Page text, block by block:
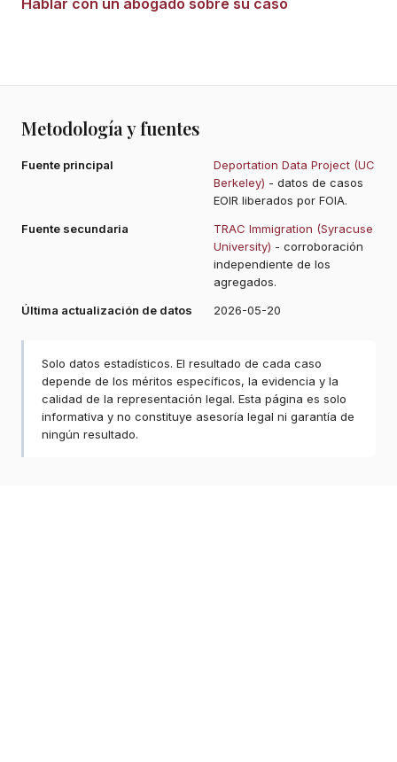
Metodología y fuentes
Fuente principal
Deportation Data Project (UC
Berkeley) - datos de casos
EOIR liberados por FOIA.
Fuente secundaria
TRAC Immigration (Syracuse
University) - corroboración
independiente de los
agregados.
Última actualización de datos
2026-05-20
Solo datos estadísticos. El resultado de cada caso
depende de los méritos específicos, la evidencia y la
calidad de la representación legal. Esta página es solo
informativa y no constituye asesoría legal ni garantía de
ningún resultado.